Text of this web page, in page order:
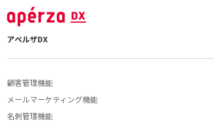
アペルザDX
顧客管理機能
メールマーケティング機能
名刺管理機能